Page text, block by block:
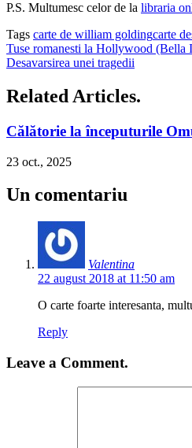
P.S. Multumesc celor de la libraria
Tags carte de william goldingcarte
Tuse romanesti la Hollywood (Bella
Desavarsirea unei tragedii
Related Articles.
Călătorie la începuturile
23 oct., 2025
Un comentariu
Valentina
22 august 2018 at 11:50 am
O carte foarte interesanta,
Reply
Leave a Comment.